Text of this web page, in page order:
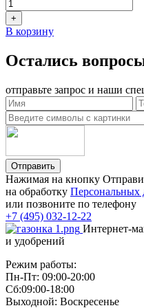
+
В корзину
Остались
отправьте запрос и наши
Отправить
Нажимая на кнопку
на обработку Персональных
или позвоните по телефону
+7 (495) 032-12-22
Интернет-
и удобрений
Режим работы:
Пн-Пт: 09:00-20:00
Сб:09:00-18:00
Выходной: Воскресенье